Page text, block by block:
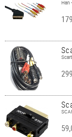
Han